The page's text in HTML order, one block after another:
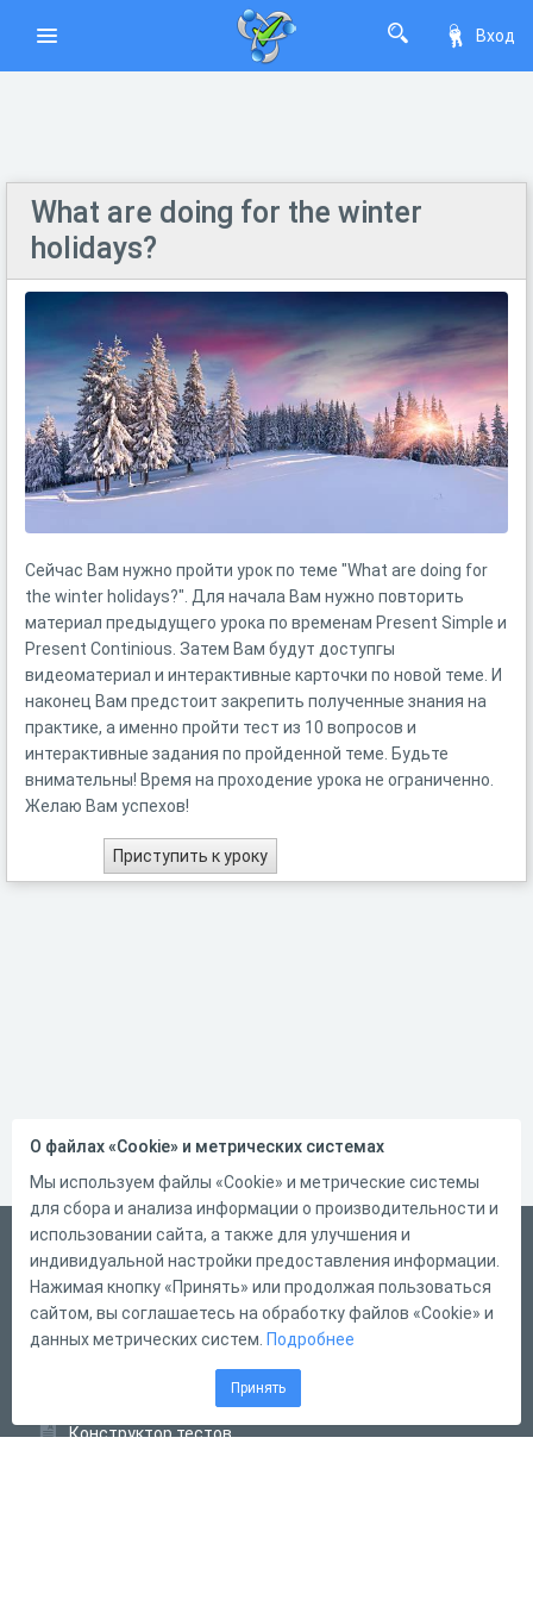
Вход
What are doing for the winter
holidays?
Сейчас Вам нужно пройти урок по теме "What are doing for
the winter holidays?". Для начала Вам нужно повторить
материал предыдущего урока по временам Present Simple и
Present Continious. Затем Вам будут доступгы
видеоматериал и интерактивные карточки по новой теме. И
наконец Вам предстоит закрепить полученные знания на
практике, а именно пройти тест из 10 вопросов и
интерактивные задания по пройденной теме. Будьте
внимательны! Время на проходение урока не ограниченно.
Желаю Вам успехов!
Русский
Справка
Форма обратной связи
Конструктор тестов
О файлах «Cookie» и метрических системах
Мы используем файлы «Cookie» и метрические системы
для сбора и анализа информации о производительности и
использовании сайта, а также для улучшения и
индивидуальной настройки предоставления информации.
Нажимая кнопку «Принять» или продолжая пользоваться
сайтом, вы соглашаетесь на обработку файлов «Cookie» и
данных метрических систем. Подробнее
Принять